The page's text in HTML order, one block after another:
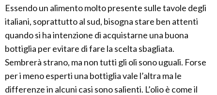
Essendo un alimento molto presente sulle tavole degli
italiani, soprattutto al sud, bisogna stare ben attenti
quando si ha intenzione di acquistarne una buona
bottiglia per evitare di fare la scelta sbagliata.
Sembrerà strano, ma non tutti gli oli sono uguali. Forse
per i meno esperti una bottiglia vale l’altra ma le
differenze in alcuni casi sono salienti. L’olio è come il